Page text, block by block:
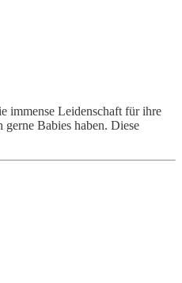
immense Leidenschaft für ihre
Babies haben. Diese